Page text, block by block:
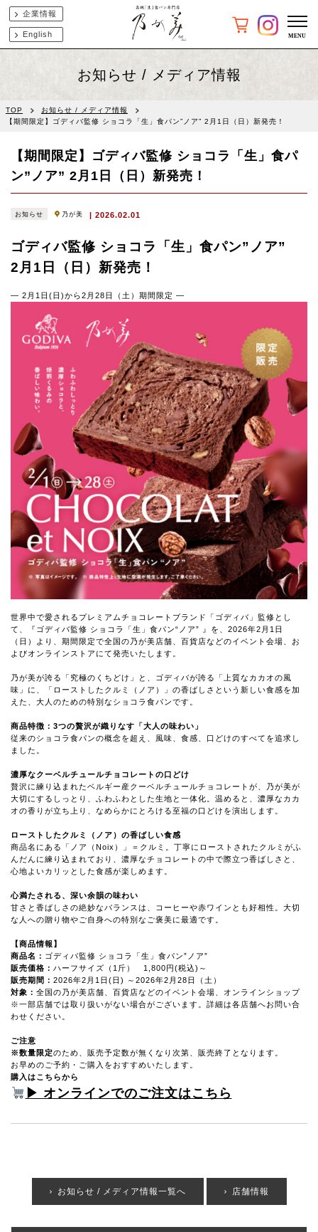
企業情報
English
お知らせ / メディア情報
TOP
お知らせ / メディア情報
【期間限定】ゴディバ監修 ショコラ「生」食パン”ノア” 2月1日（日）新発売！
【期間限定】ゴディバ監修 ショコラ「生」食パ
ン”ノア” 2月1日（日）新発売！
お知らせ 乃が美 2026.02.01
ゴディバ監修 ショコラ「生」食パン”ノア”
2月1日（日）新発売！
― 2月1日(日)から2月28日（土）期間限定 ―
世界中で愛されるプレミアムチョコレートブランド「ゴディバ」監修とし
て、
『ゴディバ監修 ショコラ「生」食パン“ノア” 』を、2026年2月1日
（日）より、期間限定で全国の乃が美店舗、百貨店などのイベント会場、お
よびオンラインストアにて発売いたします。
乃が美が誇る「究極のくちどけ」と、ゴディバが誇る「上質なカカオの風
味」に、「ローストしたクルミ（ノア）」の香ばしさという新しい食感を加
えた、大人のための特別なショコラ食パンです。
商品特徴： 3つの贅沢が織りなす「大人の味わい」
従来のショコラ食パンの概念を超え、風味、食感、口どけのすべてを追求し
ました。
濃厚なクーベルチュールチョコレートの口どけ
贅沢に練り込まれたベルギー産クーベルチュールチョコレートが、乃が美が
大切にするしっとり、ふわふわとした生地と一体化。温めると、濃厚なカカ
オの香りが立ち上り、なめらかにとろける至福の口どけを演出します。
ローストしたクルミ（ノア）の香ばしい食感
商品名にある「ノア（Noix）」＝クルミ。丁寧にローストされたクルミがふ
んだんに練り込まれており、濃厚なチョコレートの中で際立つ香ばしさと、
心地よいカリッとした食感が楽しめます。
心満たされる、深い余韻の味わい
甘さと香ばしさの絶妙なバランスは、コーヒーや赤ワインとも好相性。大切
な人への贈り物やご自身への特別なご褒美に最適です。
【商品情報】
商品名： ゴディバ監修 ショコラ「生」食パン”ノア”
販売価格： ハーフサイズ（1斤） 1,800円(税込)～
販売期間 ： 2026年2月1日(日) ～2026年2月28日（土）
対象： 全国の乃が美店舗、 百貨店などのイベント会場、 オンラインショップ
※一部店舗では取り扱いがない場合がございます。詳細は各店舗へお問い合
わせください。
ご注意
※数量限定のため、販売予定数が無くなり次第、販売終了となります。
お早めのご予約・ご購入をおすすめいたします。
購入はこちらから
▶ オンラインでのご注文はこちら
お知らせ / メディア情報一覧へ 店舗情報